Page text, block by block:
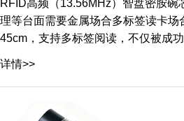
RFID高频（13.56MHz）智盘密胺
理等台面需要金属场合多标签读卡
45cm，支持多标签阅读，不仅被成
详情>>